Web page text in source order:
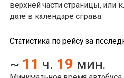
верхней части страницы, или
дате в календаре справа.
Статистика по рейсу за
~ 11 ч. 19 мин.